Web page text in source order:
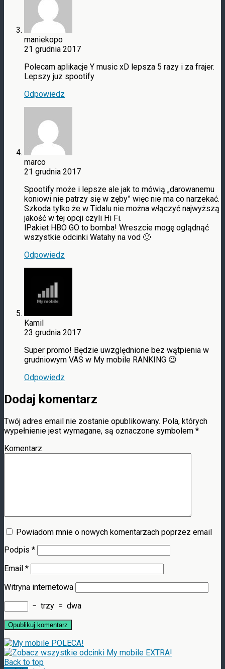
maniekopo
21 grudnia 2017
Polecam aplikacje Y music xD lepsza 5 razy i za frajer.
Lepszy juz spootify
Odpowiedz
marco
21 grudnia 2017
Spootify może i lepsze ale jak to mówią „darowanemu
koniowi nie patrzy się w zęby” więc nie ma co narzekać.
Szkoda tylko że w Tidalu nie można włączyć najwyższą
jakość w tej opcji czyli Hi Fi.
lPakiet HBO GO to bomba! Wreszcie mogę oglądnąć
wszystkie odcinki Watahy na vod 🙂
Odpowiedz
Kamil
23 grudnia 2017
Super promo! Będzie uwzględnione bez wątpienia w
grudniowym VAS w My mobile RANKING 😉
Odpowiedz
Dodaj komentarz
Twój adres email nie zostanie opublikowany. Pola, których
wypełnienie jest wymagane, są oznaczone symbolem *
Komentarz
Powiadom mnie o nowych komentarzach poprzez email
Podpis *
Email *
Witryna internetowa
− trzy = dwa
Back to top